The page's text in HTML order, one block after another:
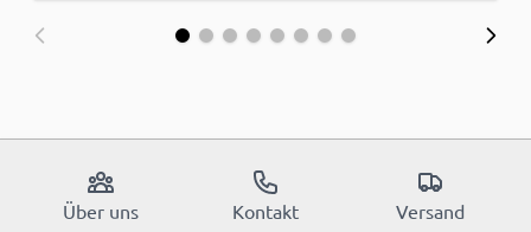
Über uns Kontakt Versand